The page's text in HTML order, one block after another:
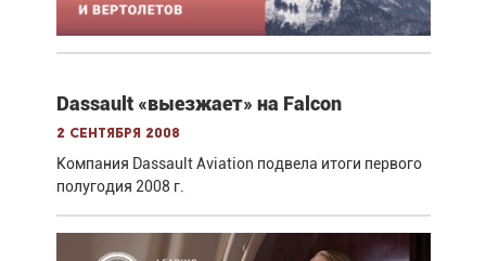
Dassault «выезжает» на Falcon
2 сентября 2008
Компания Dassault Aviation подвела итоги первого
полугодия 2008 г.